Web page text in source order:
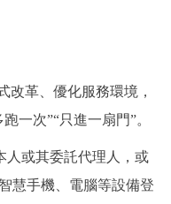
革、優化服務環境，
一次”“只進一扇門”。
或其委託代理人，或
慧手機、電腦等設備登